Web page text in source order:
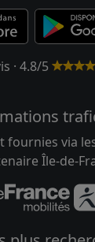
· 4.8/5
fournies via
Île-de-